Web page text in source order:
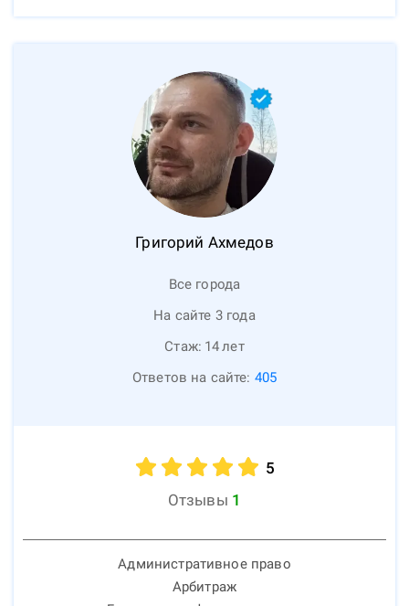
Григорий Ахмедов
Все города
На сайте 3 года
Стаж: 14лет
Ответов на сайте: 405
5
Отзывы 1
Административное право
Арбитраж